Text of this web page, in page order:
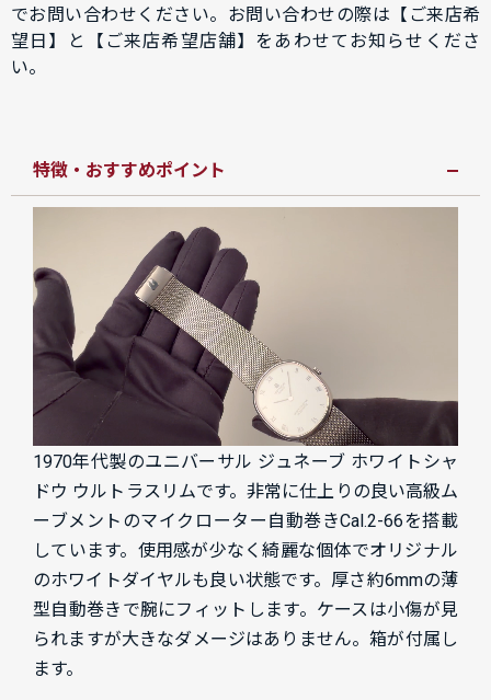
でお問い合わせください。お問い合わせの際は【ご来店希
望日】と【ご来店希望店舗】をあわせてお知らせくださ
い。
特徴・おすすめポイント
1970年代製のユニバーサル ジュネーブ ホワイトシャ
ドウ ウルトラスリムです。非常に仕上りの良い高級ム
ーブメントのマイクローター自動巻きCal.2-66を搭載
しています。使用感が少なく綺麗な個体でオリジナル
のホワイトダイヤルも良い状態です。厚さ約6mmの薄
型自動巻きで腕にフィットします。ケースは小傷が見
られますが大きなダメージはありません。箱が付属し
ます。